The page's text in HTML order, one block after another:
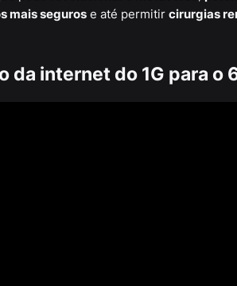
mais segurose até permitir cirurgias
da internet do 1G para o